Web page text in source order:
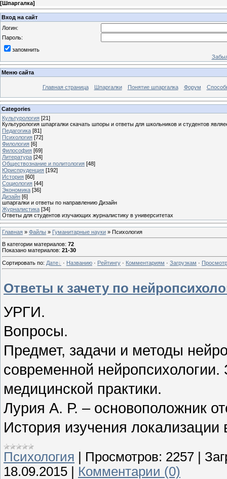
[Шпаргалка]
Вход на сайт
Логин:
Пароль:
запомнить
Меню сайта
Главная страница Шпаргалки Понятие шпаргалка Форум
Categories
Культурология [21]
Культурология шпаргалки скачать шпоры и ответы для школьников и студентов
Педагогика [81]
Психология [72]
Филология [6]
Философия [69]
Литература [24]
Обществознание и политология [48]
Юриспруденция [192]
История [60]
Социология [44]
Экономика [36]
Дизайн [6]
шпаргалки и ответы по направлению Дизайн
Журналистика [34]
Ответы для студентов изучающих журналистику в университетах
Главная » Файлы » Гуманитарные науки » Психология
В категории материалов: 72
Показано материалов: 21-30
Сортировать по: Дате · Названию · Рейтингу · Комментариям · Загрузкам ·
Ответы к зачету по
УРГИ.
Вопросы.
Предмет, задачи и методы
современной
медицинской практики.
Лурия А. Р. – основоположник
История изучения
Психология | Просмотров: 2257 |
18.09.2015 | Комментарии (0)